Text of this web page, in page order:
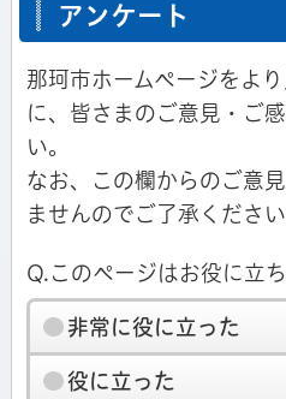
アンケート
那珂市ホームページをよ
に、皆さまのご意見・ご
い。
なお、この欄からのご意
ませんのでご了承ください
Q.このページはお役に立
非常に役に立った
役に立った